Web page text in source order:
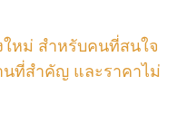
ใหม่ สำหรับคนที่สนใจ
นที่สำคัญ และราคาไม่